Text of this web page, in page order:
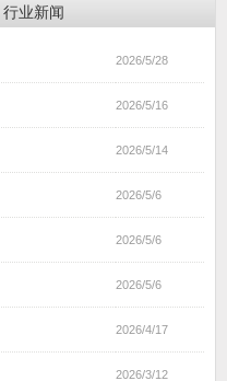
行业新闻
2026/5/28
2026/5/16
2026/5/14
2026/5/6
2026/5/6
2026/5/6
2026/4/17
2026/3/12